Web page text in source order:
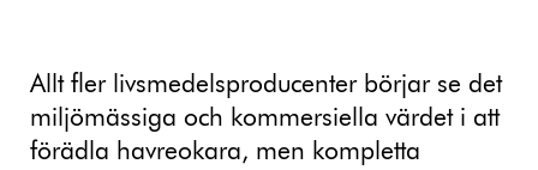
Allt fler livsmedelsproducenter börjar se det
miljömässiga och kommersiella värdet i att
förädla havreokara, men kompletta